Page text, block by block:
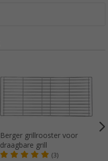
Berger grillrooster voor
draagbare grill
(3)